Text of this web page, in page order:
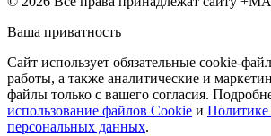
Ваша приватность
Сайт использует обязательные cookie-
работы, а также аналитические и
файлы только с вашего согласия.
использование файлов Cookie и Политике
персональных данных.